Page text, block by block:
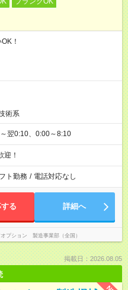
！
術系
翌0:10、0:00～8:10
迎！
ト勤務 / 電話対応なし
る 詳細へ
プション 製造事業部（全国）
掲載日：2026.08.05